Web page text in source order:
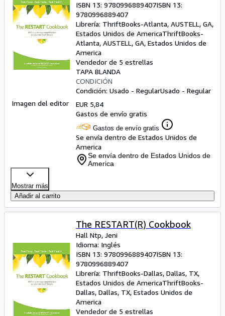
Imagen del editor
ISBN 13: 9780996889407ISBN 13:
9780996889407
Librería: ThriftBooks-Atlanta, AUSTELL, GA,
Estados Unidos de AmericaThriftBooks-
Atlanta, AUSTELL, GA, Estados Unidos de
America
Vendedor de 5 estrellas
TAPA BLANDA
CONDICIÓN
Condición: Usado - RegularUsado - Regular
EUR 5,84
Gastos de envío gratis
Gastos de envío gratis
Se envía dentro de Estados Unidos de
America
Se envía dentro de Estados Unidos de
America
Mostrar más
Añadir al carrito
The RESTART(R) Cookbook
Hall Ntp, Jeni
Idioma: Inglés
ISBN 13: 9780996889407ISBN 13:
9780996889407
Librería: ThriftBooks-Dallas, Dallas, TX,
Estados Unidos de AmericaThriftBooks-
Dallas, Dallas, TX, Estados Unidos de
America
Vendedor de 5 estrellas